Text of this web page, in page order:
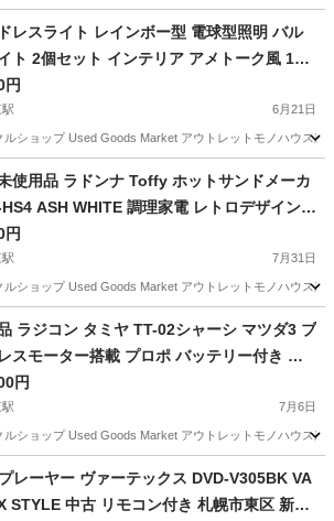
レスライト レインボー型 電球型照明 バル
ト 2個セット インテリア アメトーク風 1個
可 札幌市東区 新道東店
円
6月21日
ルショップ Used Goods Market アウトレットモノハウ
道東駅 照明器具
使用品 ラドンナ Toffy ホットサンドメーカ
ASH WHITE 調理家電 レトロデザイン/
札幌市東区 新道東店
円
7月31日
ルショップ Used Goods Market アウトレットモノハウ
道東駅 キッチン家電
ラジコン タミヤ TT-02シャーシ マツダ3 ブ
スモーター搭載 プロポ バッテリー付き 中
市東区 新道東店
円
7月6日
ルショップ Used Goods Market アウトレットモノハウ
新道東駅 ラジコン タミヤ
レーヤー ヴァーテックス DVD-V305BK VA
STYLE 中古 リモコン付き 札幌市東区 新道